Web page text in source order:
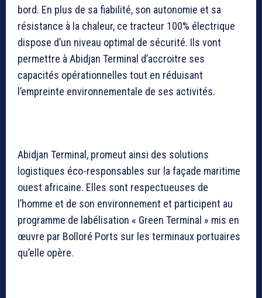
bord. En plus de sa fiabilité, son autonomie et sa
résistance à la chaleur, ce tracteur 100% électrique
dispose d’un niveau optimal de sécurité. Ils vont
permettre à Abidjan Terminal d’accroitre ses
capacités opérationnelles tout en réduisant
l’empreinte environnementale de ses activités.
Abidjan Terminal, promeut ainsi des solutions
logistiques éco-responsables sur la façade maritime
ouest africaine. Elles sont respectueuses de
l’homme et de son environnement et participent au
programme de labélisation « Green Terminal » mis en
œuvre par Bolloré Ports sur les terminaux portuaires
qu’elle opère.